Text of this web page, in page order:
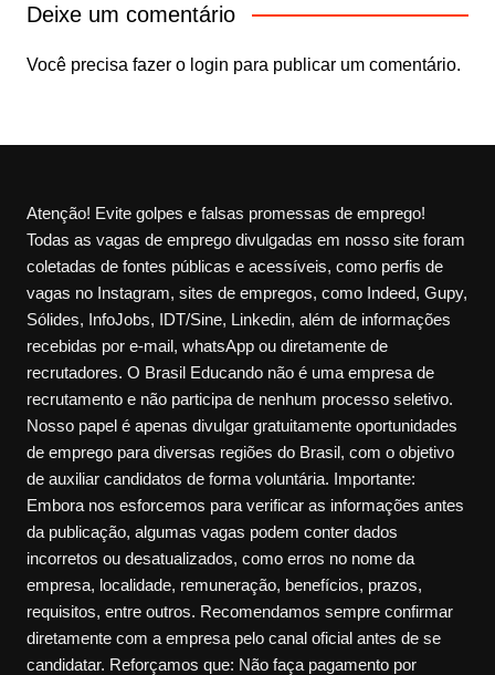
Deixe um comentário
Você precisa fazer o login para publicar um comentário.
Atenção! Evite golpes e falsas promessas de emprego!
Todas as vagas de emprego divulgadas em nosso site foram
coletadas de fontes públicas e acessíveis, como perfis de
vagas no Instagram, sites de empregos, como Indeed, Gupy,
Sólides, InfoJobs, IDT/Sine, Linkedin, além de informações
recebidas por e-mail, whatsApp ou diretamente de
recrutadores. O Brasil Educando não é uma empresa de
recrutamento e não participa de nenhum processo seletivo.
Nosso papel é apenas divulgar gratuitamente oportunidades
de emprego para diversas regiões do Brasil, com o objetivo
de auxiliar candidatos de forma voluntária. Importante:
Embora nos esforcemos para verificar as informações antes
da publicação, algumas vagas podem conter dados
incorretos ou desatualizados, como erros no nome da
empresa, localidade, remuneração, benefícios, prazos,
requisitos, entre outros. Recomendamos sempre confirmar
diretamente com a empresa pelo canal oficial antes de se
candidatar. Reforçamos que: Não faça pagamento por